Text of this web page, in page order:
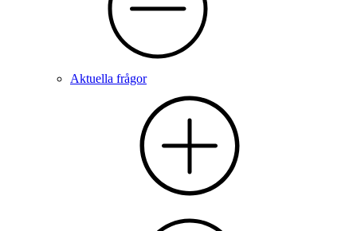
Aktuella frågor